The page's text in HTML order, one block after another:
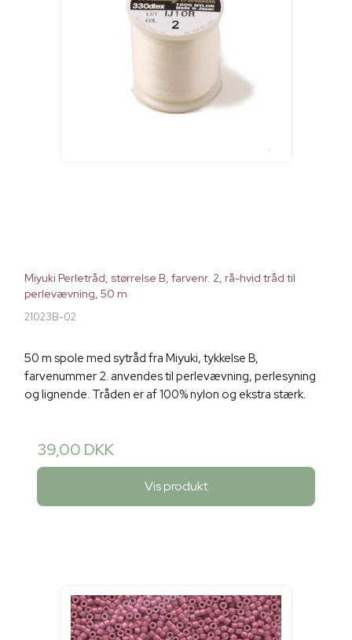
Miyuki Perletråd, størrelse B, farvenr. 2, rå-hvid tråd til
perlevævning, 50 m
21023B-02
50 m spole med sytråd fra Miyuki, tykkelse B,
farvenummer 2. anvendes til perlevævning, perlesyning
og lignende. Tråden er af 100% nylon og ekstra stærk.
39,00 DKK
Vis produkt